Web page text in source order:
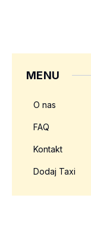
MENU
O nas
FAQ
Kontakt
Dodaj Taxi